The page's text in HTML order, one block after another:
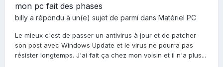
mon pc fait des phases
billy a répondu à un(e) sujet de parmi dans Matériel PC
Le mieux c'est de passer un antivirus à jour et de patcher
son post avec Windows Update et le virus ne pourra pas
résister longtemps. J'ai fait ça chez mon voisin et il n'a plus...